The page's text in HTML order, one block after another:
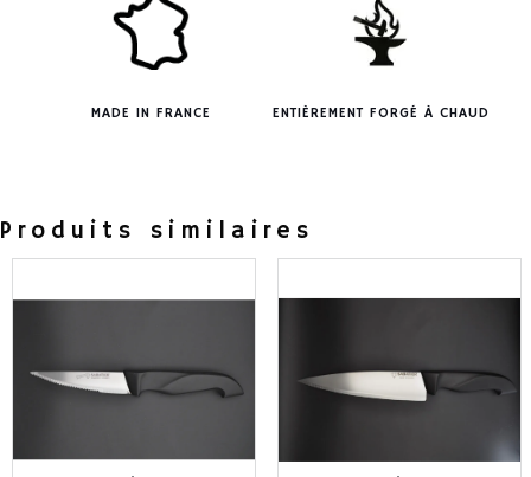
MADE IN FRANCE ENTIÈREMENT FORGÉ À CHAUD
Produits similaires